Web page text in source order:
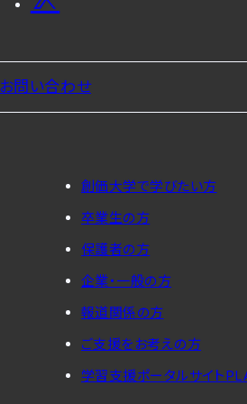
お問い合わせ
創価大学で学びたい方
卒業生の方
保護者の方
企業・一般の方
報道関係の方
ご支援をお考えの方
学習支援ポータルサイト